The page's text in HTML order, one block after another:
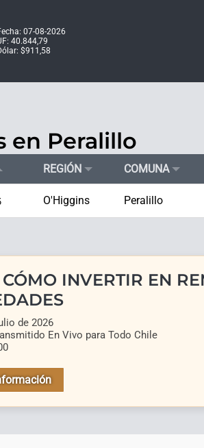
07-08-2026
40.844,79
$911,58
en Peralillo
REGIÓN COMUNA
O'Higgins Peralillo
INVERTIR EN
de 2026
En Vivo para Todo Chile